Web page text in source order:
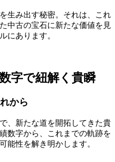
生み出す秘密。それは、これ
中古の宝石に新たな価値を見
にあります。
字で紐解く貴瞬
から
、新たな道を開拓してきた貴
数字から、これまでの軌跡を
能性を解き明かします。